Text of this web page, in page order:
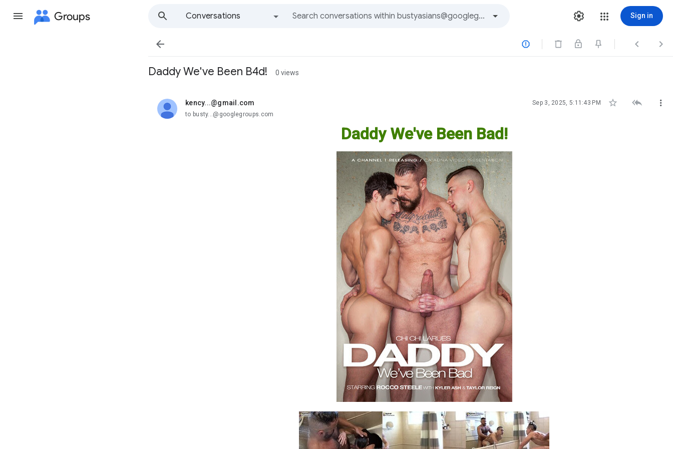
Groups
Conversations
Sign in
   
Daddy We've Been B4d! 0 views
kency...@gmail.com
unread, Sep 3, 2025, 5:11:43 PM   
to busty...@googlegroups.com
Daddy We've Been Bad!